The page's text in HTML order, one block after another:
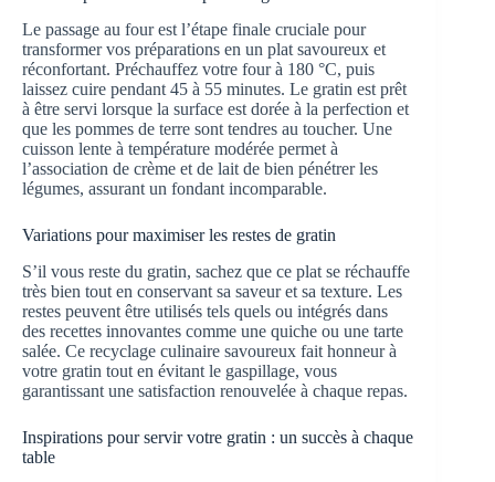
Le passage au four est l’étape finale cruciale pour
transformer vos préparations en un plat savoureux et
réconfortant. Préchauffez votre four à 180 °C, puis
laissez cuire pendant 45 à 55 minutes. Le gratin est prêt
à être servi lorsque la surface est dorée à la perfection et
que les pommes de terre sont tendres au toucher. Une
cuisson lente à température modérée permet à
l’association de crème et de lait de bien pénétrer les
légumes, assurant un fondant incomparable.
Variations pour maximiser les restes de gratin
S’il vous reste du gratin, sachez que ce plat se réchauffe
très bien tout en conservant sa saveur et sa texture. Les
restes peuvent être utilisés tels quels ou intégrés dans
des recettes innovantes comme une quiche ou une tarte
salée. Ce recyclage culinaire savoureux fait honneur à
votre gratin tout en évitant le gaspillage, vous
garantissant une satisfaction renouvelée à chaque repas.
Inspirations pour servir votre gratin : un succès à chaque
table